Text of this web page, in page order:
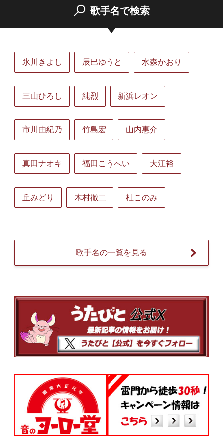
歌手名で検索
氷川きよし 辰巳ゆうと 水森かおり
三山ひろし 純烈 新浜レオン
市川由紀乃 竹島宏 山内惠介
真田ナオキ 福田こうへい 大江裕
丘みどり 木村徹二 杜このみ
歌手名の一覧を見る